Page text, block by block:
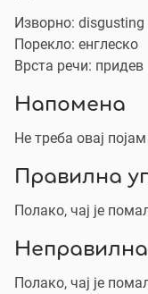
Изворно: disgusting
Порекло: енглеско
Врста речи: придев
Напомена
Не треба овај
Правилна
Полако, чај је
Полако, чај је